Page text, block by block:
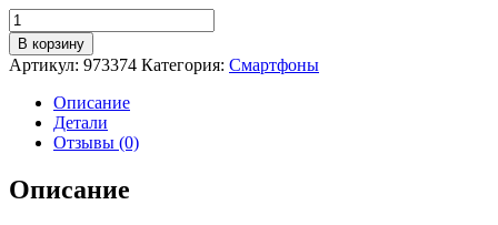
Количество
товара
Смартфон
Samsung
Galaxy
Ultra
256GB
Black
В корзину
Артикул: 973374 Категория: Смартфоны
Описание
Детали
Отзывы (0)
Описание